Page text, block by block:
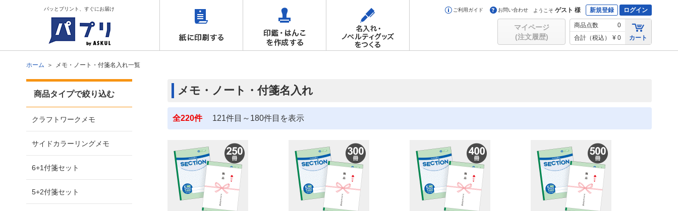
パッとプリント、すぐにお届け ご利用ガイド お問い合わせ ようこそ ゲスト 様 新規登録 ログイン
マイページ
(注文履歴)
商品点数
0
合計（税込）
¥ 0 カート
ホーム メモ・ノート・付箋名入れ一覧
メモ・ノート・付箋名入れ
全220件121件目～180件目を表示
商品タイプで絞り込む
クラフトワークメモ
サイドカラーリングメモ
6+1付箋セット
5+2付箋セット